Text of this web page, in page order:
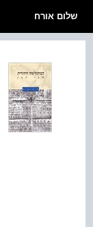
שלום אורח